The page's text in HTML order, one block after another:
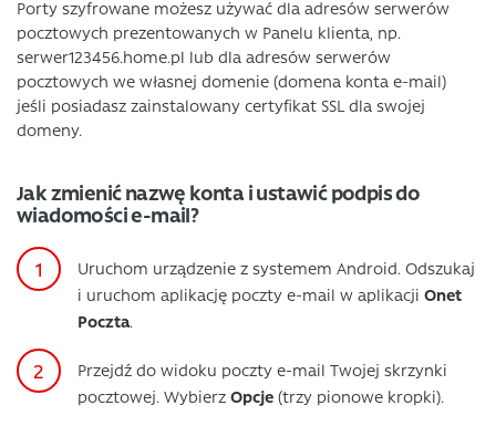
Porty szyfrowane możesz używać dla adresów serwerów
pocztowych prezentowanych w Panelu klienta, np.
serwer123456.home.pl lub dla adresów serwerów
pocztowych we własnej domenie (domena konta e-mail)
jeśli posiadasz zainstalowany certyfikat SSL dla swojej
domeny.
Jak zmienić nazwę konta i ustawić podpis do
wiadomości e-mail?
Uruchom urządzenie z systemem Android. Odszukaj
i uruchom aplikację poczty e-mail w aplikacji Onet
Poczta.
Przejdź do widoku poczty e-mail Twojej skrzynki
pocztowej. Wybierz Opcje (trzy pionowe kropki).